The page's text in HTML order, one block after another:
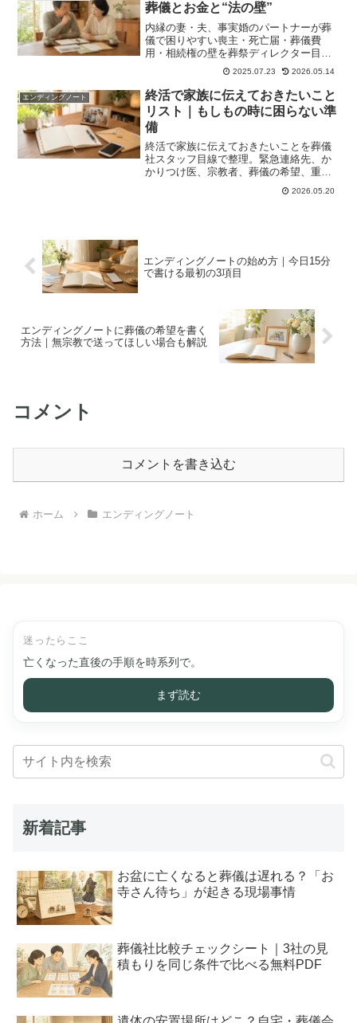
葬儀とお金と“法の壁”
内縁の妻・夫、事実婚のパートナーが葬
儀で困りやすい喪主・死亡届・葬儀費
用・相続権の壁を葬祭ディレクター目線
で解説。元気なうちに決めておきたいこ
と、遺言書・死後事務委任・エンディン
グノートの使い分けも整理します。
2025.07.23 2026.05.14
エンディングノート
終活で家族に伝えておきたいこと
リスト｜もしもの時に困らない準
備
終活で家族に伝えておきたいことを葬儀
社スタッフ目線で整理。緊急連絡先、か
かりつけ医、宗教者、葬儀の希望、重要
書類の場所など、もしもの時に家族が困
2026.05.20
エンディングノートの始め方｜今日15分
で書ける最初の3項目
エンディングノートに葬儀の希望を書く
方法｜無宗教で送ってほしい場合も解説
コメント
コメントを書き込む
ホーム エンディングノート
迷ったらここ
亡くなった直後の手順を時系列で。
まず読む
新着記事
お盆に亡くなると葬儀は遅れる？「お
寺さん待ち」が起きる現場事情
葬儀社比較チェックシート｜3社の見
積もりを同じ条件で比べる無料PDF